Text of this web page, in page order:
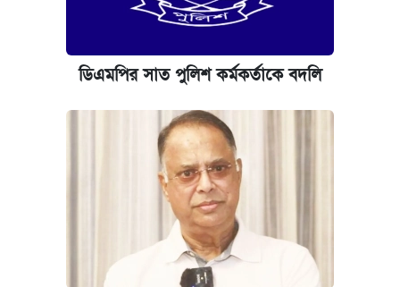
ডিএমপির সাত পুলিশ কর্মকর্তাকে বদলি